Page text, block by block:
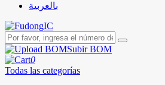
بالعربية
Subir BOM
0
Todas las categorías